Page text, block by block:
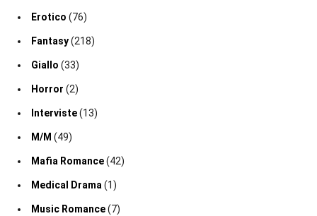
Erotico (76)
Fantasy(218)
Giallo (33)
Horror (2)
Interviste(13)
M/M (49)
Mafia Romance(42)
Medical Drama(1)
Music Romance(7)